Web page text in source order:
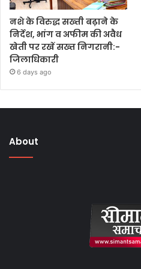
नशे के विरुद्ध सख्ती बढ़ाने के
निर्देश, भांग व अफीम की अवैध
खेती पर रखें सख्त निगरानी:-
जिलाधिकारी
6 days ago
About